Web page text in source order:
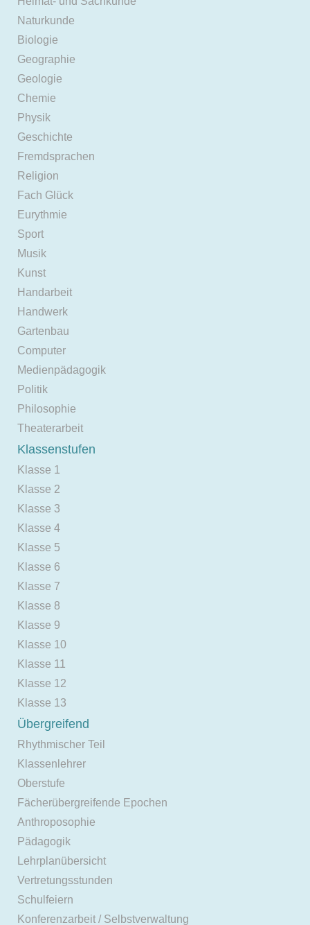
Naturkunde
Biologie
Geographie
Geologie
Chemie
Physik
Geschichte
Fremdsprachen
Religion
Fach Glück
Eurythmie
Sport
Musik
Kunst
Handarbeit
Handwerk
Gartenbau
Computer
Medienpädagogik
Politik
Philosophie
Theaterarbeit
Klassenstufen
Klasse 1
Klasse 2
Klasse 3
Klasse 4
Klasse 5
Klasse 6
Klasse 7
Klasse 8
Klasse 9
Klasse 10
Klasse 11
Klasse 12
Klasse 13
Übergreifend
Rhythmischer Teil
Klassenlehrer
Oberstufe
Fächerübergreifende Epochen
Anthroposophie
Pädagogik
Lehrplanübersicht
Vertretungsstunden
Schulfeiern
Konferenzarbeit / Selbstverwaltung